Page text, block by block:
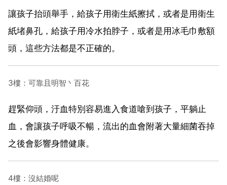
讓孩子抬頭舉手，給孩子用衛生紙擦拭，或者是用衛生
紙堵鼻孔，給孩子用冷水拍脖子，或者是用冰毛巾敷額
頭，這些方法都是不正確的。
3樓：可靠且明智丶百花
趕緊仰頭，汙血特別容易進入食道嗆到孩子，平躺止
血，會讓孩子呼吸不暢，流出的血會附著大量細菌吞掉
之後會影響身體健康。
4樓：沒結婚呢